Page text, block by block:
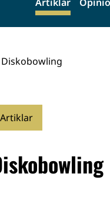
Diskobowling
Artiklar